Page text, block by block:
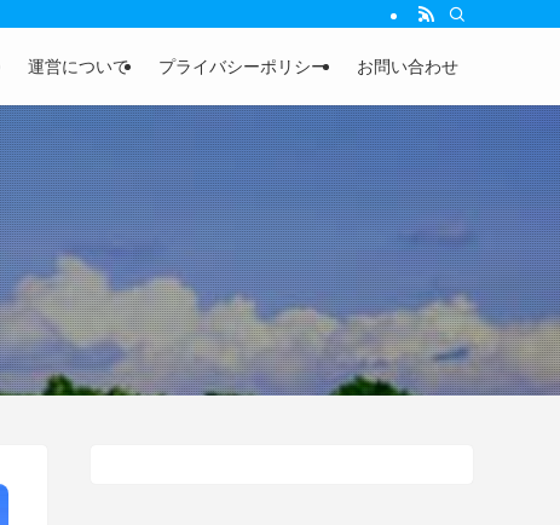
運営について プライバシーポリシー お問い合わせ